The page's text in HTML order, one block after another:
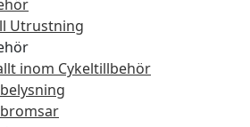
Utrustning
inom Cykeltillbehör